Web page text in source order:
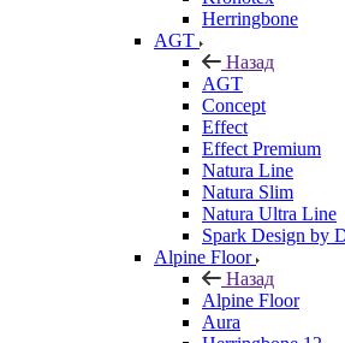
Herringbone
AGT
Назад
AGT
Concept
Effect
Effect Premium
Natura Line
Natura Slim
Natura Ultra Line
Spark Design by
Alpine Floor
Назад
Alpine Floor
Aura